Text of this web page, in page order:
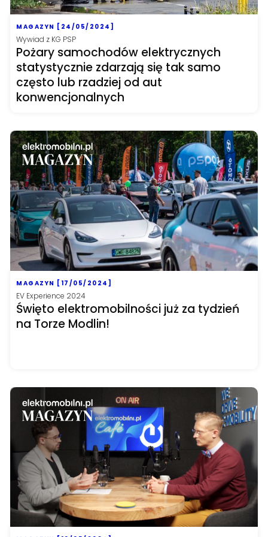
MAGAZYN [24/05/2024]
Wywiad z KG PSP
Pożary samochodów elektrycznych
statystycznie zdarzają się tak samo
często lub rzadziej od aut
konwencjonalnych
MAGAZYN [17/05/2024]
EV Experience 2024
Święto elektromobilności już za tydzień
na Torze Modlin!